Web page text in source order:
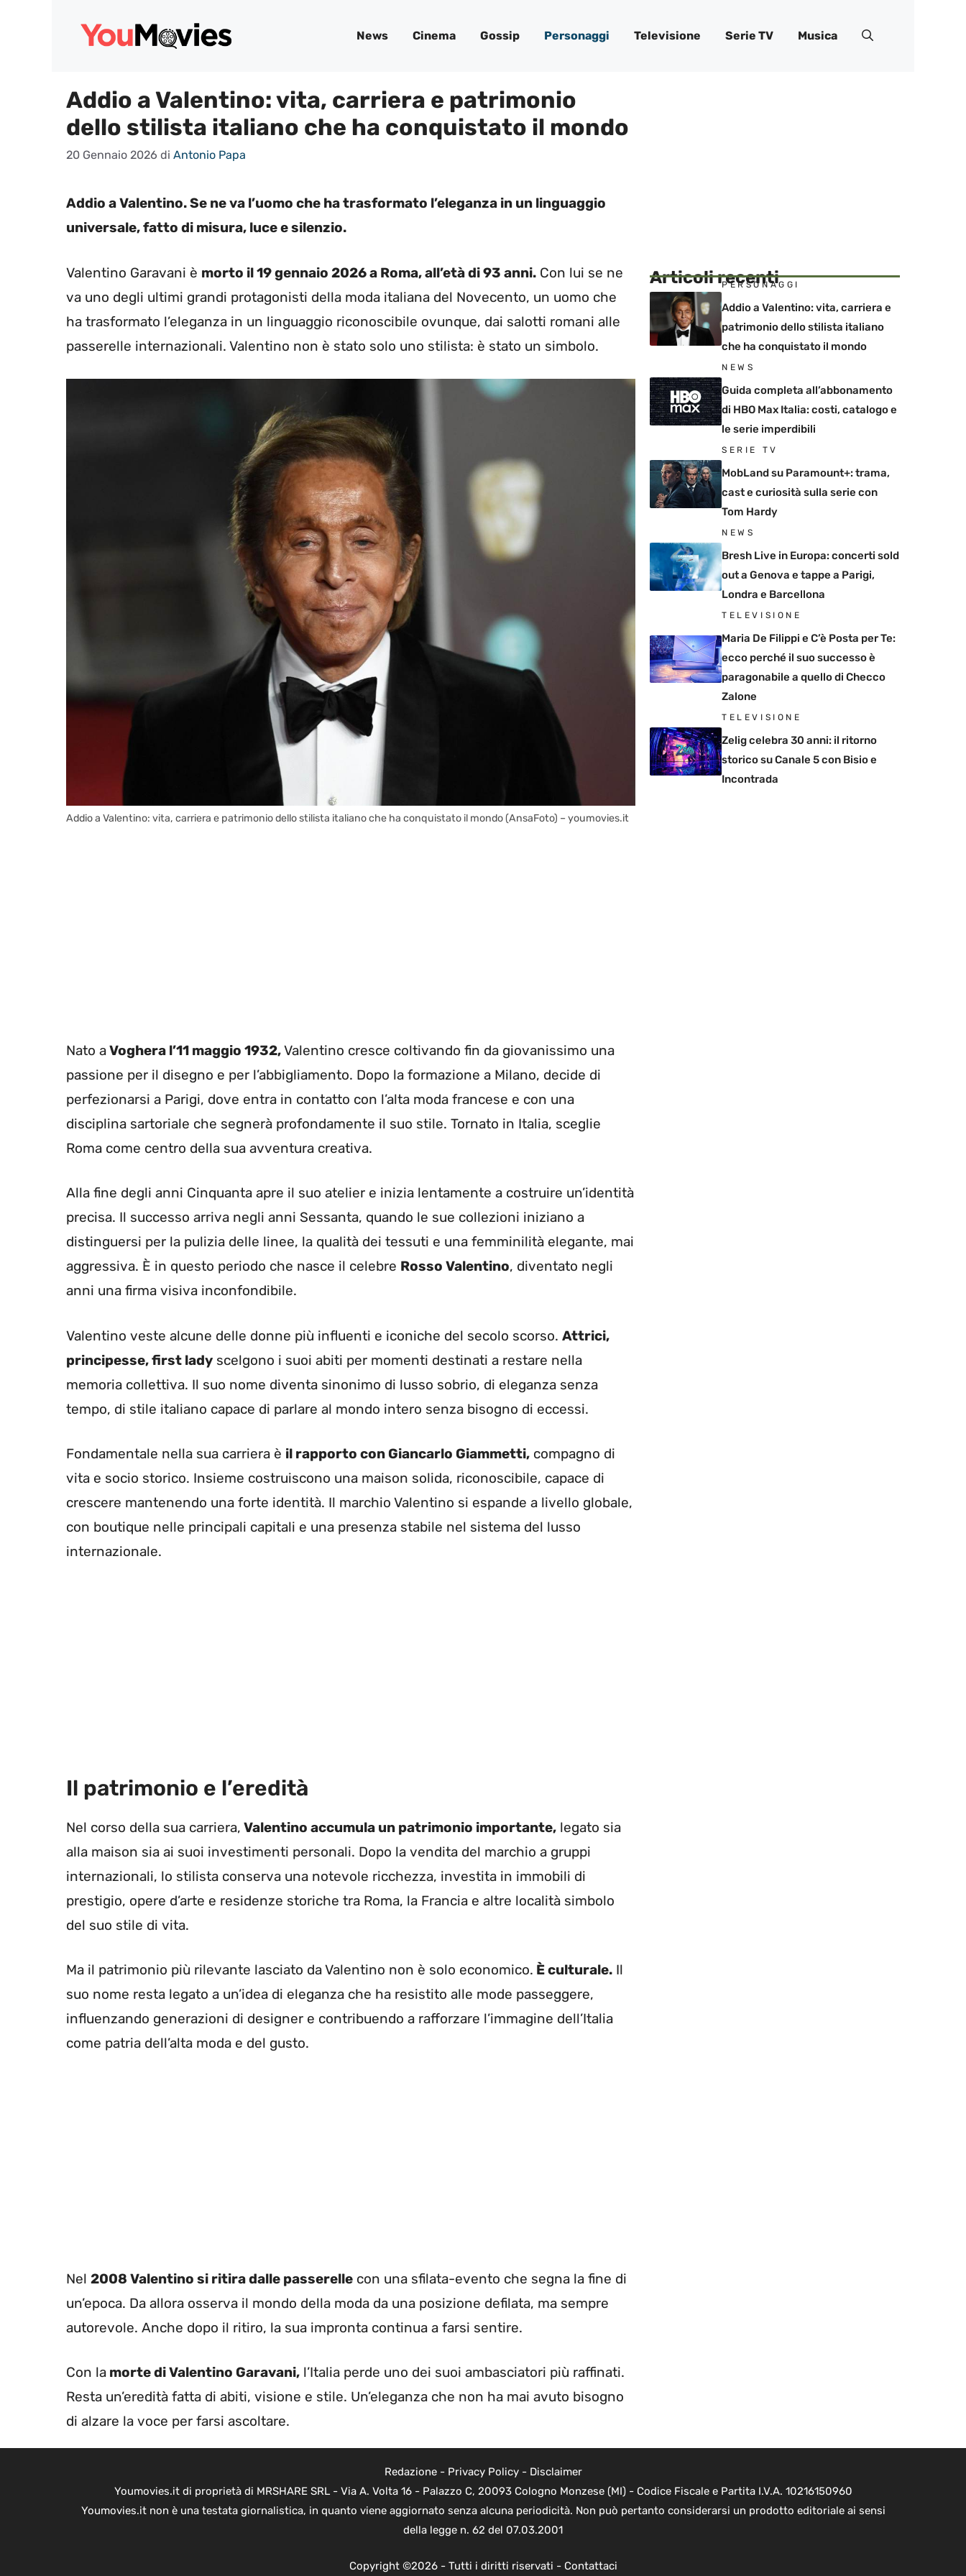
News Cinema Gossip Personaggi Televisione Serie TV Musica
Addio a Valentino: vita, carriera e patrimonio
dello stilista italiano che ha conquistato il mondo
20 Gennaio 2026 di Antonio Papa
Addio a Valentino. Se ne va l’uomo che ha trasformato l’eleganza in un linguaggio
universale, fatto di misura, luce e silenzio.
Valentino Garavani è morto il 19 gennaio 2026 a Roma, all’età di 93 anni. Con lui se ne
va uno degli ultimi grandi protagonisti della moda italiana del Novecento, un uomo che
ha trasformato l’eleganza in un linguaggio riconoscibile ovunque, dai salotti romani alle
passerelle internazionali. Valentino non è stato solo uno stilista: è stato un simbolo.
Addio a Valentino: vita, carriera e patrimonio dello stilista italiano che ha conquistato il mondo (AnsaFoto) – youmovies.it
Nato aVoghera l’11 maggio 1932,Valentino cresce coltivando fin da giovanissimo una
passione per il disegno e per l’abbigliamento. Dopo la formazione a Milano, decide di
perfezionarsi a Parigi, dove entra in contatto con l’alta moda francese e con una
disciplina sartoriale che segnerà profondamente il suo stile. Tornato in Italia, sceglie
Roma come centro della sua avventura creativa.
Alla fine degli anni Cinquanta apre il suo atelier e inizia lentamente a costruire un’identità
precisa. Il successo arriva negli anni Sessanta, quando le sue collezioni iniziano a
distinguersi per la pulizia delle linee, la qualità dei tessuti e una femminilità elegante, mai
aggressiva. È in questo periodo che nasce il celebre Rosso Valentino, diventato negli
anni una firma visiva inconfondibile.
Valentino veste alcune delle donne più influenti e iconiche del secolo scorso. Attrici,
principesse, first lady scelgono i suoi abiti per momenti destinati a restare nella
memoria collettiva. Il suo nome diventa sinonimo di lusso sobrio, di eleganza senza
tempo, di stile italiano capace di parlare al mondo intero senza bisogno di eccessi.
Fondamentale nella sua carriera è il rapporto con Giancarlo Giammetti, compagno di
vita e socio storico. Insieme costruiscono una maison solida, riconoscibile, capace di
crescere mantenendo una forte identità. Il marchio Valentino si espande a livello globale,
con boutique nelle principali capitali e una presenza stabile nel sistema del lusso
internazionale.
Il patrimonio e l’eredità
Nel corso della sua carriera, Valentino accumula un patrimonio importante, legato sia
alla maison sia ai suoi investimenti personali. Dopo la vendita del marchio a gruppi
internazionali, lo stilista conserva una notevole ricchezza, investita in immobili di
prestigio, opere d’arte e residenze storiche tra Roma, la Francia e altre località simbolo
del suo stile di vita.
Ma il patrimonio più rilevante lasciato da Valentino non è solo economico. È culturale. Il
suo nome resta legato a un’idea di eleganza che ha resistito alle mode passeggere,
influenzando generazioni di designer e contribuendo a rafforzare l’immagine dell’Italia
come patria dell’alta moda e del gusto.
Nel 2008 Valentino si ritira dalle passerelle con una sfilata-evento che segna la fine di
un’epoca. Da allora osserva il mondo della moda da una posizione defilata, ma sempre
autorevole. Anche dopo il ritiro, la sua impronta continua a farsi sentire.
Con la morte di Valentino Garavani, l’Italia perde uno dei suoi ambasciatori più raffinati.
Resta un’eredità fatta di abiti, visione e stile. Un’eleganza che non ha mai avuto bisogno
di alzare la voce per farsi ascoltare.
Articoli recenti
PERSONAGGI
Addio a Valentino: vita, carriera e
patrimonio dello stilista italiano
che ha conquistato il mondo
NEWS
Guida completa all’abbonamento
di HBO Max Italia: costi, catalogo e
le serie imperdibili
SERIE TV
MobLand su Paramount+: trama,
cast e curiosità sulla serie con
Tom Hardy
NEWS
Bresh Live in Europa: concerti sold
out a Genova e tappe a Parigi,
Londra e Barcellona
TELEVISIONE
Maria De Filippi e C’è Posta per Te:
ecco perché il suo successo è
paragonabile a quello di Checco
Zalone
TELEVISIONE
Zelig celebra 30 anni: il ritorno
storico su Canale 5 con Bisio e
Incontrada
Redazione- Privacy Policy- Disclaimer
Youmovies.it di proprietà di MRSHARE SRL - Via A. Volta 16 - Palazzo C, 20093 Cologno Monzese (MI) - Codice Fiscale e Partita I.V.A. 10216150960
Youmovies.it non è una testata giornalistica, in quanto viene aggiornato senza alcuna periodicità. Non può pertanto considerarsi un prodotto editoriale ai sensi
della legge n. 62 del 07.03.2001
Copyright ©2026 - Tutti i diritti riservati - Contattaci